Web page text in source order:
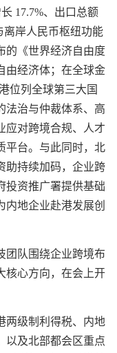
17.7%、出口总额
离岸人民币枢纽功能
的《世界经济自由度
由经济体；在全球金
位列全球第三大国
法治与仲裁体系、高
应对跨境合规、人才
平台。与此同时，北
助持续加码，企业跨
投资推广署提供基础
内地企业赴港发展创
团队围绕企业跨境布
核心方向，在会上开
两级制利得税、内地
以及北部都会区重点